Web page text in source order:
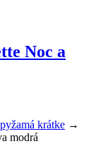
Noc a
krátke →
modrá